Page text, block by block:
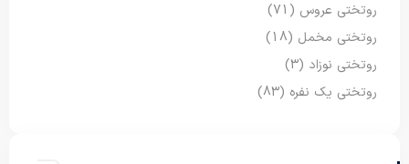
روتختی عروس (71)
روتختی مخمل (18)
روتختی نوزاد (3)
روتختی یک نفره (83)